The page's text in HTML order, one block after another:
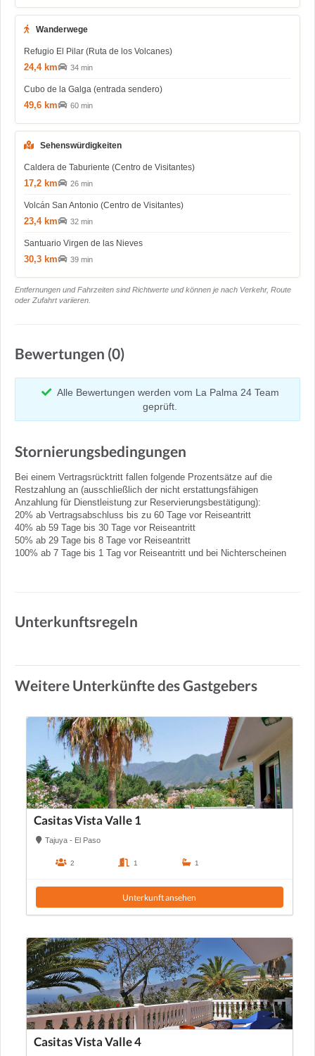
Wanderwege
Refugio El Pilar (Ruta de los Volcanes)
24,4 km 34 min
Cubo de la Galga (entrada sendero)
49,6 km 60 min
Sehenswürdigkeiten
Caldera de Taburiente (Centro de Visitantes)
17,2 km 26 min
Volcán San Antonio (Centro de Visitantes)
23,4 km 32 min
Santuario Virgen de las Nieves
30,3 km 39 min
Entfernungen und Fahrzeiten sind Richtwerte und können je nach Verkehr, Route
oder Zufahrt variieren.
Bewertungen (0)
Alle Bewertungen werden vom La Palma 24 Team
geprüft.
Stornierungsbedingungen
Bei einem Vertragsrücktritt fallen folgende Prozentsätze auf die
Restzahlung an (ausschließlich der nicht erstattungsfähigen
Anzahlung für Dienstleistung zur Reservierungsbestätigung):
20% ab Vertragsabschluss bis zu 60 Tage vor Reiseantritt
40% ab 59 Tage bis 30 Tage vor Reiseantritt
50% ab 29 Tage bis 8 Tage vor Reiseantritt
100% ab 7 Tage bis 1 Tag vor Reiseantritt und bei Nichterscheinen
Unterkunftsregeln
Weitere Unterkünfte des Gastgebers
Casitas Vista Valle 1
Tajuya - El Paso
2 1 1
Unterkunft ansehen
Casitas Vista Valle 4